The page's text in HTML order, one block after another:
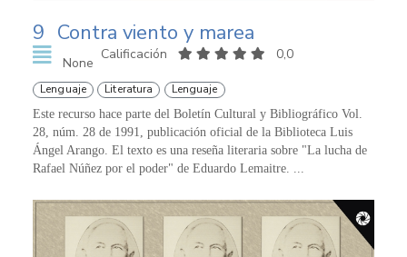
9 Contra viento y marea
None
Calificación 0,0
Lenguaje Literatura Lenguaje
Este recurso hace parte del Boletín Cultural y Bibliográfico Vol.
28, núm. 28 de 1991, publicación oficial de la Biblioteca Luis
Ángel Arango. El texto es una reseña literaria sobre "La lucha de
Rafael Núñez por el poder" de Eduardo Lemaitre. ...